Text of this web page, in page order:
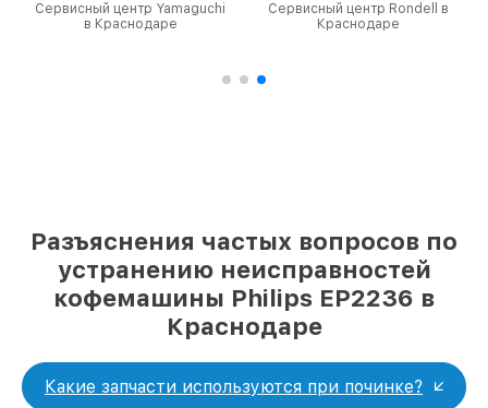
Сервисный центр Yamaguchi
в Краснодаре
Сервисный центр Rondell в
Краснодаре
Разъяснения частых вопросов по
устранению неисправностей
кофемашины Philips EP2236 в
Краснодаре
Какие запчасти используются при починке?